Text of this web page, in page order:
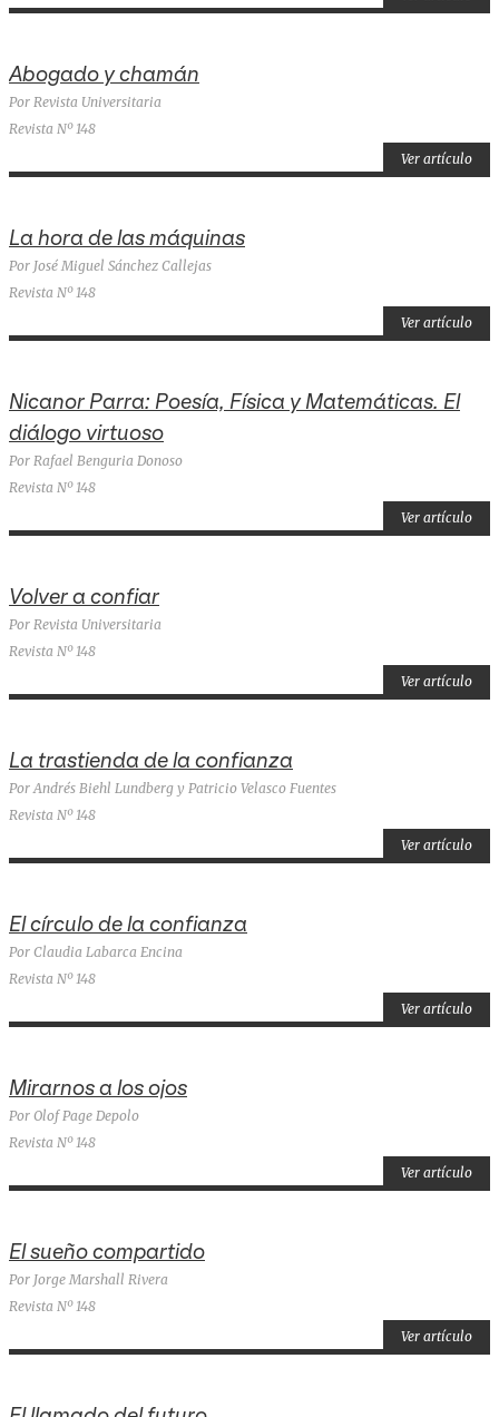
Abogado y chamán
Por Revista Universitaria
Revista Nº 148
Ver artículo
La hora de las máquinas
Por José Miguel Sánchez Callejas
Revista Nº 148
Ver artículo
Nicanor Parra: Poesía, Física y Matemáticas. El
diálogo virtuoso
Por Rafael Benguria Donoso
Revista Nº 148
Ver artículo
Volver a confiar
Por Revista Universitaria
Revista Nº 148
Ver artículo
La trastienda de la confianza
Por Andrés Biehl Lundberg y Patricio Velasco Fuentes
Revista Nº 148
Ver artículo
El círculo de la confianza
Por Claudia Labarca Encina
Revista Nº 148
Ver artículo
Mirarnos a los ojos
Por Olof Page Depolo
Revista Nº 148
Ver artículo
El sueño compartido
Por Jorge Marshall Rivera
Revista Nº 148
Ver artículo